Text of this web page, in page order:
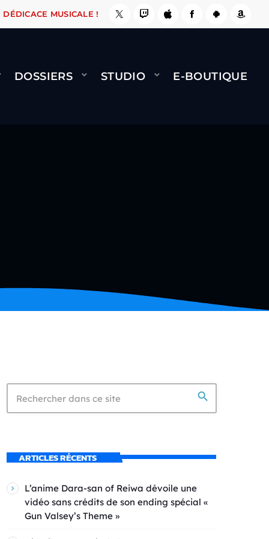
ÇA LE FAIT ! NAMI BERNARD MINET - FLY
DÉDICACE MUSICALE !
DOSSIERS STUDIO E-BOUTIQUE
search
ARTICLES RÉCENTS
L’anime Dara-san of Reiwa dévoile une
vidéo sans crédits de son ending spécial «
Gun Valsey’s Theme »